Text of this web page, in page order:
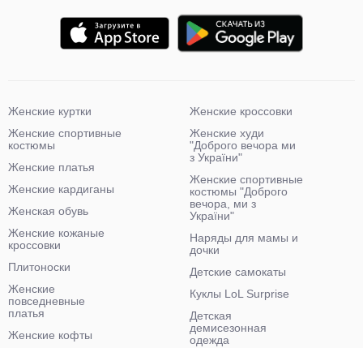
Женские куртки
Женские спортивные
костюмы
Женские платья
Женские кардиганы
Женская обувь
Женские кожаные
кроссовки
Плитоноски
Женские
повседневные
платья
Женские кофты
Женские кроссовки
Женские худи
"Доброго вечора ми
з України"
Женские спортивные
костюмы "Доброго
вечора, ми з
України"
Наряды для мамы и
дочки
Детские самокаты
Куклы LoL Surprise
Детская
демисезонная
одежда